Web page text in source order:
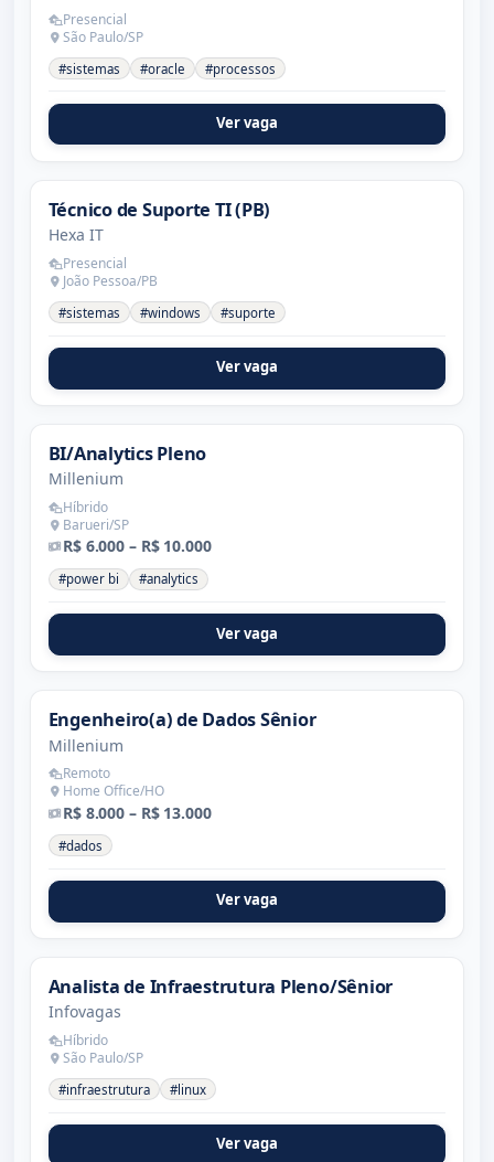
Presencial
São Paulo/SP
#sistemas #oracle #processos
Ver vaga
Técnico de Suporte TI (PB)
Hexa IT
Presencial
João Pessoa/PB
#sistemas #windows #suporte
Ver vaga
BI/Analytics Pleno
Millenium
Híbrido
Barueri/SP
R$ 6.000 – R$ 10.000
#power bi #analytics
Ver vaga
Engenheiro(a) de Dados Sênior
Millenium
Remoto
Home Office/HO
R$ 8.000 – R$ 13.000
#dados
Ver vaga
Analista de Infraestrutura Pleno/Sênior
Infovagas
Híbrido
São Paulo/SP
#infraestrutura #linux
Ver vaga